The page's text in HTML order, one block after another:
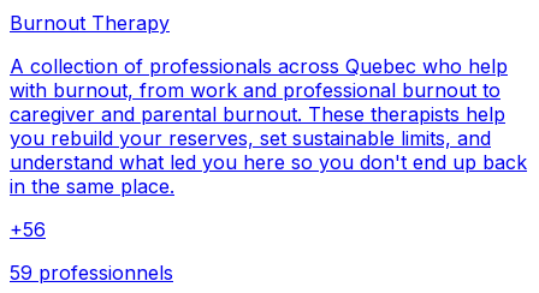
Burnout Therapy
A collection of professionals across Quebec who help
with burnout, from work and professional burnout to
caregiver and parental burnout. These therapists help
you rebuild your reserves, set sustainable limits, and
understand what led you here so you don't end up back
in the same place.
+56
59 professionnels